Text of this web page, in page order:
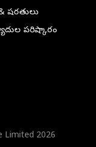
షరతులు
పరిష్కారం
Limited 2026